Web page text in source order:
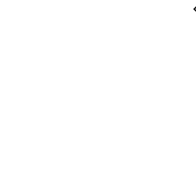
하는 과정에서 5를 더하지 않았다.단계별로 풀어서 문제를